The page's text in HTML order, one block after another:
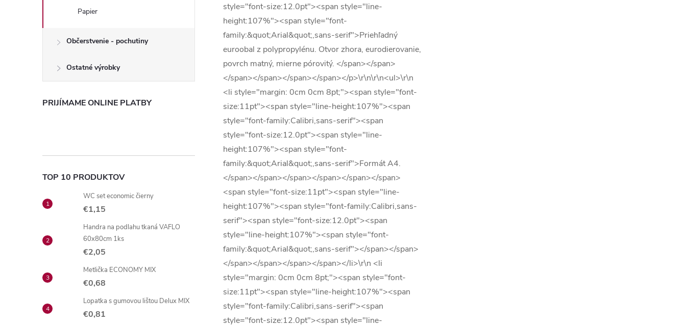
Papier
Občerstvenie - pochutiny
Ostatné výrobky
PRIJÍMAME ONLINE PLATBY
TOP 10 PRODUKTOV
WC set economic čierny
€1,15
Handra na podlahu tkaná VAFLO
60x80cm 1ks
€2,05
Metlička ECONOMY MIX
€0,68
Lopatka s gumovou lištou Delux MIX
€0,81
style="font-size:12.0pt"><span style="line-
height:107%"><span style="font-
family:&quot;Arial&quot;,sans-serif">Priehľadný
euroobal z polypropylénu. Otvor zhora, eurodierovanie,
povrch matný, mierne pórovitý. </span></span>
</span></span></span></span></p>\r\n\r\n<ul>\r\n
<li style="margin: 0cm 0cm 8pt;"><span style="font-
size:11pt"><span style="line-height:107%"><span
style="font-family:Calibri,sans-serif"><span
style="font-size:12.0pt"><span style="line-
height:107%"><span style="font-
family:&quot;Arial&quot;,sans-serif">Formát A4.
</span></span></span></span></span></span>
<span style="font-size:11pt"><span style="line-
height:107%"><span style="font-family:Calibri,sans-
serif"><span style="font-size:12.0pt"><span
style="line-height:107%"><span style="font-
family:&quot;Arial&quot;,sans-serif"></span></span>
</span></span></span></span></li>\r\n <li
style="margin: 0cm 0cm 8pt;"><span style="font-
size:11pt"><span style="line-height:107%"><span
style="font-family:Calibri,sans-serif"><span
style="font-size:12.0pt"><span style="line-